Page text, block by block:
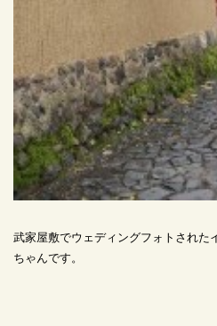
武家屋敷でウェディングフォトされた
ちゃんです。